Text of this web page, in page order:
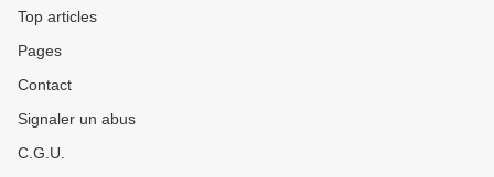
Top articles
Pages
Contact
Signaler un abus
C.G.U.